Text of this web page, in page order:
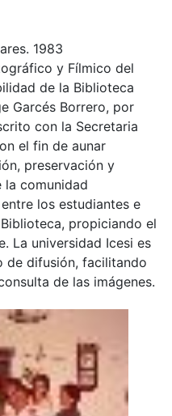
1983
y Fílmico del
de la Biblioteca
Garcés Borrero, por
con la Secretaria
el fin de aunar
preservación y
comunidad
los estudiantes e
propiciando el
La universidad Icesi es
de difusión, facilitando
de las imágenes.